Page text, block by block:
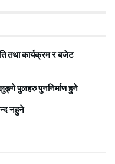
तथा कार्यक्रम र बजेट
पुलहरु पुननिर्माण हुने
नहुने